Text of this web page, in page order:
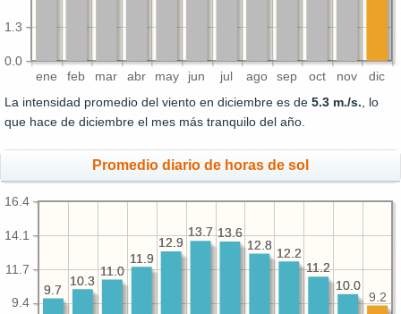
ene feb mar abr may jun jul ago sep oct nov dic
0.0
1.3
La intensidad promedio del viento en diciembre es de 5.3 m./s., lo
que hace de diciembre el mes más tranquilo del año.
Promedio diario de horas de sol
9.4
11.7
14.1
16.4
10.0
11.2
12.2
12.8
13.6
13.7
12.9
11.9
11.0
10.3
9.7
9.2
10.0
11.2
12.2
12.8
13.6
13.7
12.9
11.9
11.0
10.3
9.7